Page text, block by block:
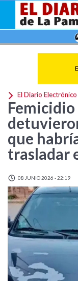
El Diario Electrónico
que
trasladar
08 JUNIO 2026 - 22:19